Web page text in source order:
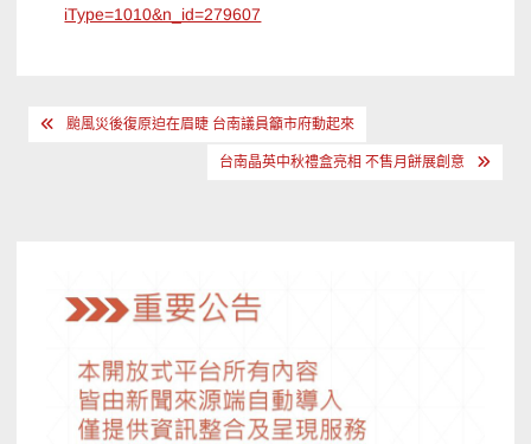
iType=1010&n_id=279607
文 颱風災後復原迫在眉睫 台南議員籲市府動起來
台南晶英中秋禮盒亮相 不售月餅展創意